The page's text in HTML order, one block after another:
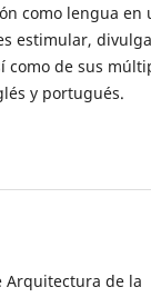
como lengua en
estimular,
como de sus
y portugués.
Arquitectura de la